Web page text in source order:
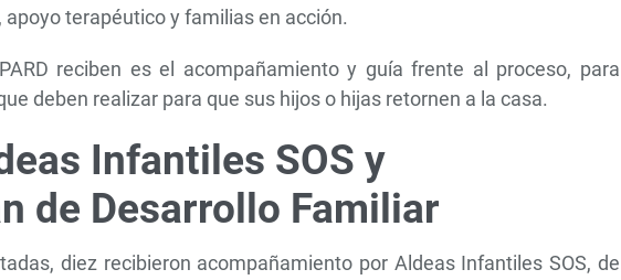
terapéutico y familias en acción.
reciben es el acompañamiento y guía frente al proceso, para
deben realizar para que sus hijos o hijas retornen a la casa.
Infantiles SOS y
de Desarrollo Familiar
diez recibieron acompañamiento por Aldeas Infantiles SOS, de